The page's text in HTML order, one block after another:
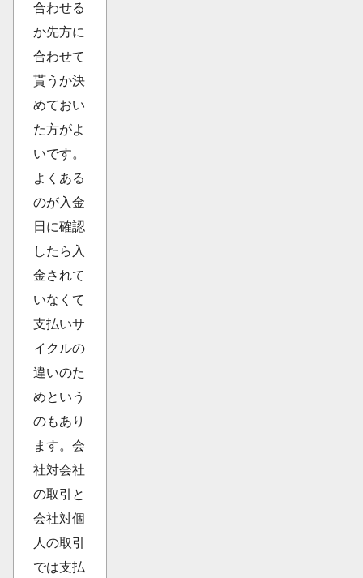
合わせる
か先方に
合わせて
貰うか決
めておい
た方がよ
いです。
よくある
のが入金
日に確認
したら入
金されて
いなくて
支払いサ
イクルの
違いのた
めという
のもあり
ます。会
社対会社
の取引と
会社対個
人の取引
では支払